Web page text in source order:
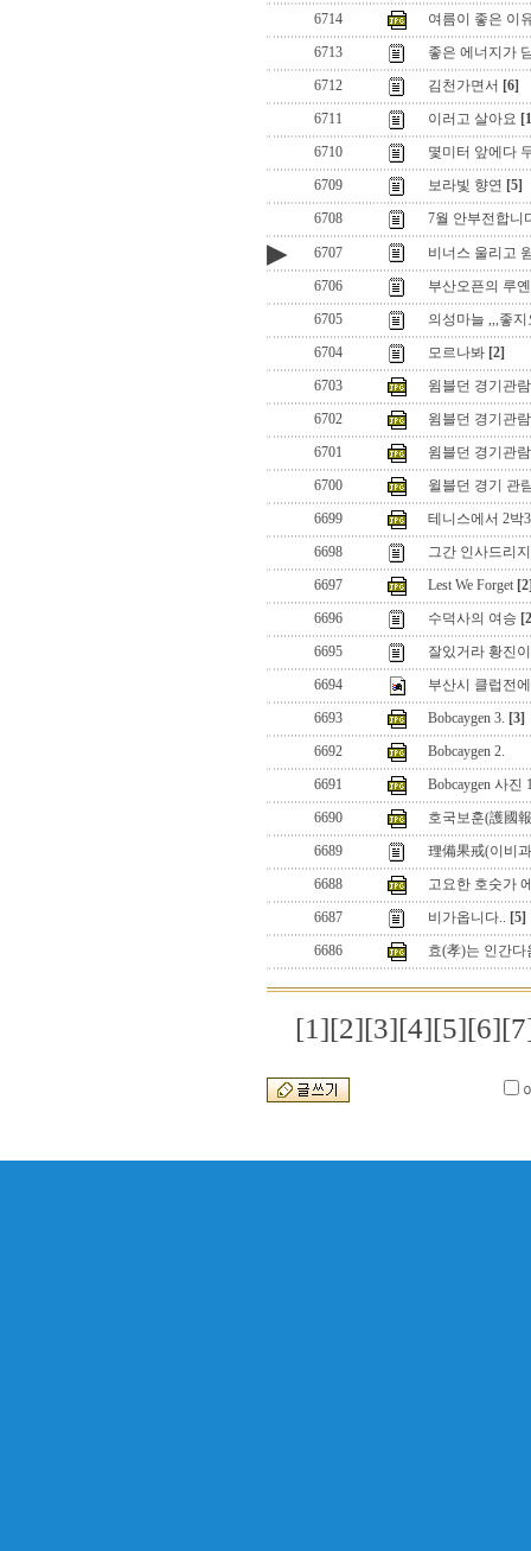
6714
여름이 좋은 이
6713
좋은 에너지가
6712
김천가면서 [6]
6711
이러고 살아요
6710
몇미터 앞에다
6709
보라빛 향연 [5]
6708
7월 안부전합니
▶ 6707
비너스 울리고
6706
부산오픈의 루
6705
의성마늘 ,,,좋지
6704
모르나봐 [2]
6703
윔블던 경기관
6702
윔블던 경기관
6701
윔블던 경기관
6700
윌블던 경기 관
6699
테니스에서 2박
6698
그간 인사드리
6697
Lest We Forget
6696
수덕사의 여승
6695
잘있거라 황진이
6694
부산시 클럽전
6693
Bobcaygen 3. [3]
6692
Bobcaygen 2.
6691
Bobcaygen 사진
6690
호국보훈(護國
6689
理備果戒(이비
6688
고요한 호숫가
6687
비가옵니다.. [5]
6686
효(孝)는 인간다
[1][2][3][4][5][6]